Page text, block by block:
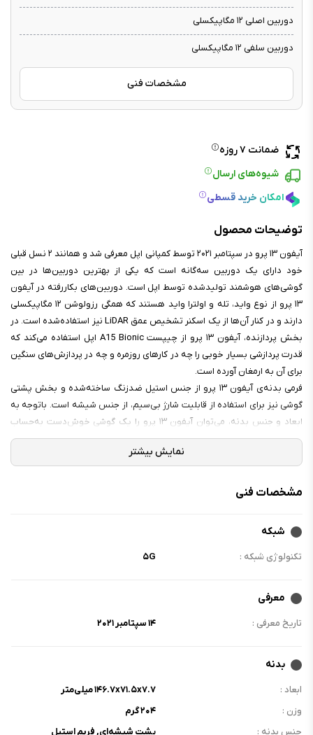
دوربین اصلی ۱۲ مگاپیکسلی
دوربین سلفی ۱۲ مگاپیکسلی
مشخصات فنی
ضمانت ۷ روزه
شیوه‌های ارسال
امکان خرید قسطی
توضیحات محصول
آیفون ۱۳ پرو در سپتامبر ۲۰۲۱ توسط کمپانی اپل معرفی شد و همانند ۲ نسل قبلی
خود دارای یک دوربین سه‌گانه است که یکی از بهترین دوربین‌ها در بین
گوشی‌های هوشمند تولید‌شده توسط اپل است. دوربین‌های بکاررفته در آیفون
۱۳ پرو از نوع واید، تله و اولترا واید هستند که همگی رزولوشن ۱۲ مگاپیکسلی
دارند و در کنار آن‌ها از یک اسکنر تشخیص عمق LiDAR نیز استفاده‌شده است. در
بخش پردازنده، آیفون ۱۳ پرو از چیپست A15 Bionic اپل استفاده می‌کند که
قدرت پردازشی بسیار خوبی را چه در کارهای روزمره و چه در پردازش‌های سنگین
برای آن به ارمغان آورده است.
فرمی بدنه‌ی آیفون ۱۳ پرو از جنس استیل ضدزنگ ساخته‌شده و بخش پشتی
گوشی نیز برای استفاده از قابلیت شارژ بی‌سیم، از جنس شیشه است. باتوجه به
ابعاد و جنس بدنه، می‌توان آیفون ۱۳ پرو را یک گوشی خوش‌دست به‌حساب
آورد که با عمر باتری خوبی که دارد، بخوبی از عهده‌ی نیازهای روزمره کاربران بر
مشخصات فنی
شبکه
تکنولوژی شبکه : ۵G
معرفی
تاریخ معرفی : ۱۴ سپتامبر ۲۰۲۱
بدنه
ابعاد :
۱۴۶.۷x۷۱.۵x۷.۷ میلی‌متر
وزن :
۲۰۴ گرم
جنس بدنه :
پشت شیشه‌ای, فریم استیل